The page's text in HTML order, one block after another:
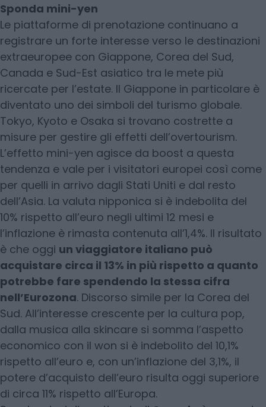
Sponda mini-yen
Le piattaforme di prenotazione continuano a
registrare un forte interesse verso le destinazioni
extraeuropee con Giappone, Corea del Sud,
Canada e Sud-Est asiatico tra le mete più
ricercate per l’estate. Il Giappone in particolare è
diventato uno dei simboli del turismo globale.
Tokyo, Kyoto e Osaka si trovano costrette a
misure per gestire gli effetti dell’overtourism.
L’effetto mini-yen agisce da boost a questa
tendenza e vale per i visitatori europei così come
per quelli in arrivo dagli Stati Uniti e dal resto
dell’Asia. La valuta nipponica si è indebolita del
10% rispetto all’euro negli ultimi 12 mesi e
l’inflazione è rimasta contenuta all’1,4%. Il risultato
è che oggi un viaggiatore italiano può
acquistare circa il 13% in più rispetto a quanto
potrebbe fare spendendo la stessa cifra
nell’Eurozona. Discorso simile per la Corea del
Sud. All’interesse crescente per la cultura pop,
dalla musica alla skincare si somma l’aspetto
economico con il won si è indebolito del 10,1%
rispetto all’euro e, con un’inflazione del 3,1%, il
potere d’acquisto dell’euro risulta oggi superiore
di circa 11% rispetto all’Europa.